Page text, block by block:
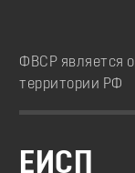
ФВСР является
территории РФ
ЕИСП